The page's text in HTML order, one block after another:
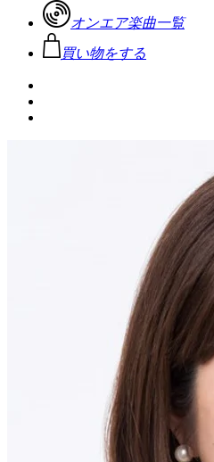
オンエア楽曲一覧
買い物をする